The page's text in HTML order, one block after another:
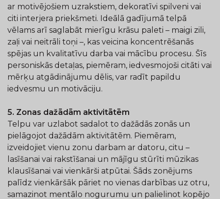
ar motivējošiem uzrakstiem, dekoratīvi spilveni vai
citi interjera priekšmeti. Ideālā gadījumā telpā
vēlams arī saglabāt mierīgu krāsu paleti – maigi zili,
zaļi vai neitrāli toņi –, kas veicina koncentrēšanās
spējas un kvalitatīvu darba vai mācību procesu. Šīs
personiskās detaļas, piemēram, iedvesmojoši citāti vai
mērķu atgādinājumu dēlis, var radīt papildu
iedvesmu un motivāciju.
5. Zonas dažādām aktivitātēm
Telpu var uzlabot sadalot to dažādās zonās un
pielāgojot dažādām aktivitātēm. Piemēram,
izveidojiet vienu zonu darbam ar datoru, citu –
lasīšanai vai rakstīšanai un mājīgu stūrīti mūzikas
klausīšanai vai vienkārši atpūtai. Šāds zonējums
palīdz vienkāršāk pāriet no vienas darbības uz otru,
samazinot mentālo nogurumu un palielinot kopējo